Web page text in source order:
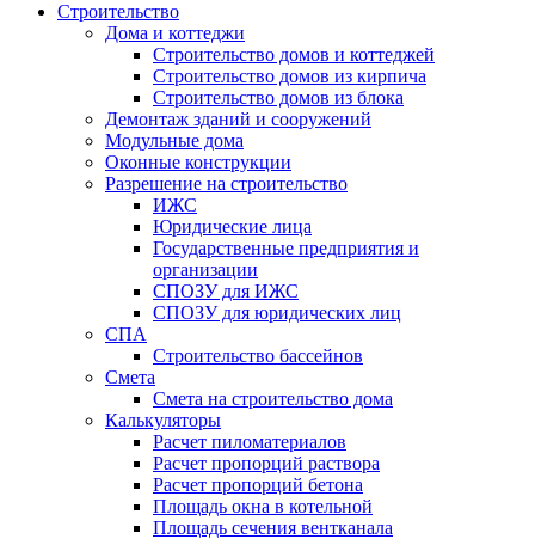
Строительство
Дома и коттеджи
Строительство домов и коттеджей
Строительство домов из кирпича
Строительство домов из блока
Демонтаж зданий и сооружений
Модульные дома
Оконные конструкции
Разрешение на строительство
ИЖС
Юридические лица
Государственные предприятия и
организации
СПОЗУ для ИЖС
СПОЗУ для юридических лиц
СПА
Строительство бассейнов
Смета
Смета на строительство дома
Калькуляторы
Расчет пиломатериалов
Расчет пропорций раствора
Расчет пропорций бетона
Площадь окна в котельной
Площадь сечения вентканала